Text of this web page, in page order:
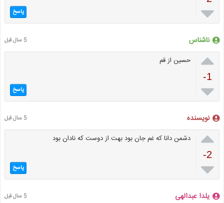
 پاسخ
ناشناس 5 سال قبل

-1

حسین از قم
پاسخ
نویسنده 5 سال قبل

-2

دشمن دانا که غم جان بود بهت از دوست که نادان بود
پاسخ
یلدا عبدالهی 5 سال قبل